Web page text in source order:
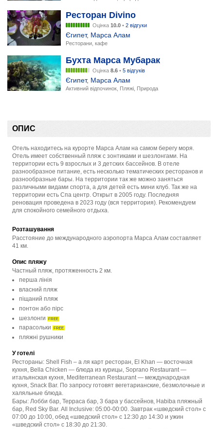
Ресторан Divino
Оцінка 10.0 • 2 відгуки
Єгипет, Марса Алам
Ресторани, кафе
Бухта Марса Мубарак
Оцінка 8.6 • 5 відгуків
Єгипет, Марса Алам
Активний відпочинок, Пляжі, Природа
ОПИС
Отель находитесь на курорте Марса Алам на самом берегу моря.
Отель имеет собственный пляж с зонтиками и шезлонгами. На
территории есть 9 взрослых и 3 детских бассейнов. В отеле
разнообразное питание, есть несколько тематических ресторанов и
разнообразные бары. На территории так же можно заняться
различными видами спорта, а для детей есть мини клуб. Так же на
территории есть Спа центр. Открыт в 2005 году. Последняя
реновация проведена в 2023 году (вся территория). Рекомендуем
для спокойного семейного отдыха.
Розташування
Расстояние до международного аэропорта Марса Алам составляет
41 км.
Опис пляжу
Частный пляж, протяженность 2 км.
перша лінія
власний пляж
піщаний пляж
понтон або пірс
шезлонги FREE
парасольки FREE
пляжні рушники
У готелі
Рестораны: Shell Fish – а ля карт ресторан, El Khan — восточная
кухня, Bella Chicken — блюда из курицы, Soprano Restaurant —
итальянская кухня, Mediterranean Restaurant — международная
кухня, Snack Bar. По запросу готовят вегетарианские, безмолочные и
халяльные блюда.
Бары: Лобби бар, Терраса бар, 3 бара у бассейнов, Habiba пляжный
бар, Red Sky Bar. All Inclusive: 05:00-00:00. Завтрак «шведский стол» с
07:00 до 10:00, обед «шведский стол» с 12:30 до 14:30 и ужин
«шведский стол» с 18:30 до 21:30.